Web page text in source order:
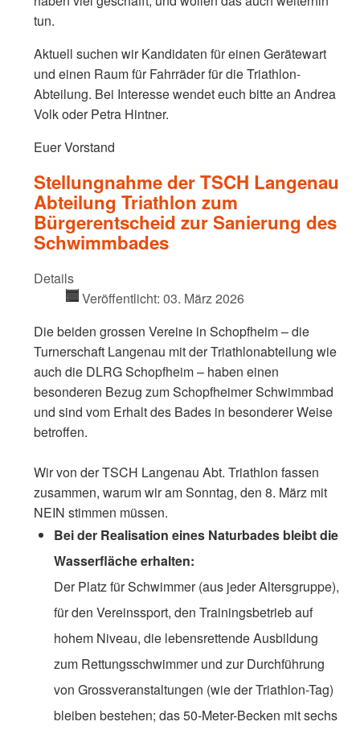
tun.
Aktuell suchen wir Kandidaten für einen Gerätewart
und einen Raum für Fahrräder für die Triathlon-
Abteilung. Bei Interesse wendet euch bitte an Andrea
Volk oder Petra Hintner.
Euer Vorstand
Stellungnahme der TSCH Langenau
Abteilung Triathlon zum
Bürgerentscheid zur Sanierung des
Schwimmbades
Details
Veröffentlicht: 03. März 2026
Die beiden grossen Vereine in Schopfheim – die
Turnerschaft Langenau mit der Triathlonabteilung wie
auch die DLRG Schopfheim – haben einen
besonderen Bezug zum Schopfheimer Schwimmbad
und sind vom Erhalt des Bades in besonderer Weise
betroffen.
Wir von der TSCH Langenau Abt. Triathlon fassen
zusammen, warum wir am Sonntag, den 8. März mit
NEIN stimmen müssen.
Bei der Realisation eines Naturbades bleibt die
Wasserfläche erhalten:
Der Platz für Schwimmer (aus jeder Altersgruppe),
für den Vereinssport, den Trainingsbetrieb auf
hohem Niveau, die lebensrettende Ausbildung
zum Rettungsschwimmer und zur Durchführung
von Grossveranstaltungen (wie der Triathlon-Tag)
bleiben bestehen; das 50-Meter-Becken mit sechs